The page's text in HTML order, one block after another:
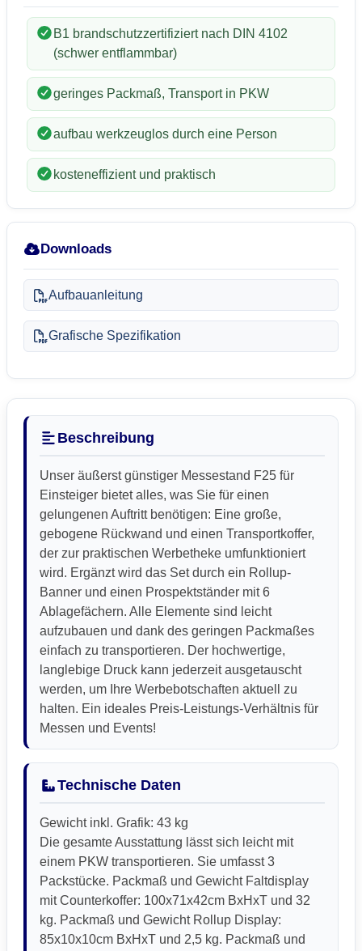
B1 brandschutzzertifiziert nach DIN 4102
(schwer entflammbar)
geringes Packmaß, Transport in PKW
aufbau werkzeuglos durch eine Person
kosteneffizient und praktisch
Downloads
Aufbauanleitung
Grafische Spezifikation
Beschreibung
Unser äußerst günstiger Messestand F25 für
Einsteiger bietet alles, was Sie für einen
gelungenen Auftritt benötigen: Eine große,
gebogene Rückwand und einen Transportkoffer,
der zur praktischen Werbetheke umfunktioniert
wird. Ergänzt wird das Set durch ein Rollup-
Banner und einen Prospektständer mit 6
Ablagefächern. Alle Elemente sind leicht
aufzubauen und dank des geringen Packmaßes
einfach zu transportieren. Der hochwertige,
langlebige Druck kann jederzeit ausgetauscht
werden, um Ihre Werbebotschaften aktuell zu
halten. Ein ideales Preis-Leistungs-Verhältnis für
Messen und Events!
Technische Daten
Gewicht inkl. Grafik: 43 kg
Die gesamte Ausstattung lässt sich leicht mit
einem PKW transportieren. Sie umfasst 3
Packstücke. Packmaß und Gewicht Faltdisplay
mit Counterkoffer: 100x71x42cm BxHxT und 32
kg. Packmaß und Gewicht Rollup Display:
85x10x10cm BxHxT und 2,5 kg. Packmaß und